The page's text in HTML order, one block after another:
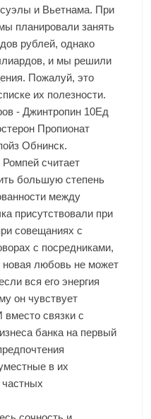
и Вьетнама. При
планировали занять
рублей, однако
и мы решили
Пожалуй, это
их полезности.
- Джинтропин 10Ед
Пропионат
Обнинск.
считает
большую степень
между
присутствовали при
совещаниях с
с посредниками,
любовь не может
вся его энергия
он чувствует
связки с
банка на первый
в их